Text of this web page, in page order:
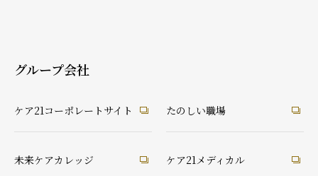
実の父
実の母 義理の父
知人・友人
ケアマネ・介護・医療関係者
消去等の権利を有していることを認識し、本人からのこれらの
要求に対しては、遅滞なく対応してまいります。
き、本人に同意なく個人情報を第三者に提供することはありま
せん。
当社は、個人情報の取扱いに関して、顧客等からの相談や苦情
グループ会社
ケア21コーポレートサイト たのしい職場
未来ケアカレッジ ケア21メディカル